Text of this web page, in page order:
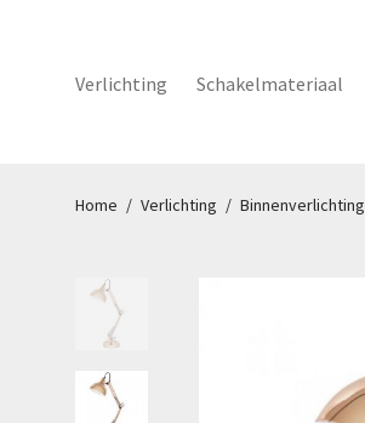
Verlichting Schakelmateriaal
Home / Verlichting / Binnenverlichting